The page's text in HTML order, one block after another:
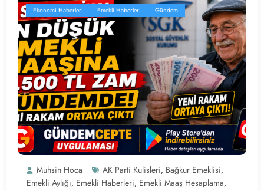
Ekonomi Haberleri Emekli Haberleri Gündem
Muhsin Hoca AK Parti Kulisleri, Bağkur Emeklisi,
Emekli Aylığı, Emekli Haberleri, Emekli Maaş Hesaplama,